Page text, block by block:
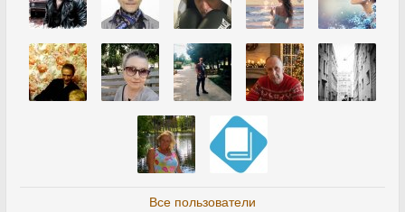
Все пользователи